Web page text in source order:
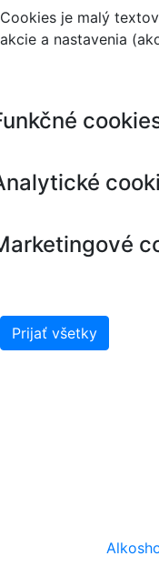
Cookies je malý
akcie a nastavenia
Prijať všetky